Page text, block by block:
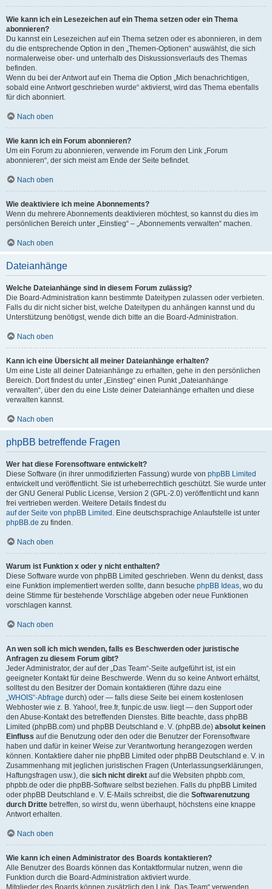
Wie kann ich ein Lesezeichen auf ein Thema setzen oder ein Thema
abonnieren?
Du kannst ein Lesezeichen auf ein Thema setzen oder es abonnieren, in dem
du die entsprechende Option in den „Themen-Optionen“ auswählst, die sich
normalerweise ober- und unterhalb des Diskussionsverlaufs des Themas
befinden.
Wenn du bei der Antwort auf ein Thema die Option „Mich benachrichtigen,
sobald eine Antwort geschrieben wurde“ aktivierst, wird das Thema ebenfalls
für dich abonniert.
Nach oben
Wie kann ich ein Forum abonnieren?
Um ein Forum zu abonnieren, verwende im Forum den Link „Forum
abonnieren“, der sich meist am Ende der Seite befindet.
Nach oben
Wie deaktiviere ich meine Abonnements?
Wenn du mehrere Abonnements deaktivieren möchtest, so kannst du dies im
persönlichen Bereich unter „Einstieg“ – „Abonnements verwalten“ machen.
Nach oben
Dateianhänge
Welche Dateianhänge sind in diesem Forum zulässig?
Die Board-Administration kann bestimmte Dateitypen zulassen oder verbieten.
Falls du dir nicht sicher bist, welche Dateitypen du anhängen kannst und du
Unterstützung benötigst, wende dich bitte an die Board-Administration.
Nach oben
Kann ich eine Übersicht all meiner Dateianhänge erhalten?
Um eine Liste all deiner Dateianhänge zu erhalten, gehe in den persönlichen
Bereich. Dort findest du unter „Einstieg“ einen Punkt „Dateianhänge
verwalten“, über den du eine Liste deiner Dateianhänge erhalten und diese
verwalten kannst.
Nach oben
phpBB betreffende Fragen
Wer hat diese Forensoftware entwickelt?
Diese Software (in ihrer unmodifizierten Fassung) wurde von phpBB Limited
entwickelt und veröffentlicht. Sie ist urheberrechtlich geschützt. Sie wurde unter
der GNU General Public License, Version 2 (GPL-2.0) veröffentlicht und kann
frei vertrieben werden. Weitere Details findest du
auf der Seite von phpBB Limited . Eine deutschsprachige Anlaufstelle ist unter
phpBB.de zu finden.
Nach oben
Warum ist Funktion x oder y nicht enthalten?
Diese Software wurde von phpBB Limited geschrieben. Wenn du denkst, dass
eine Funktion implementiert werden sollte, dann besuche phpBB Ideas, wo du
deine Stimme für bestehende Vorschläge abgeben oder neue Funktionen
vorschlagen kannst.
Nach oben
An wen soll ich mich wenden, falls es Beschwerden oder juristische
Anfragen zu diesem Forum gibt?
Jeder Administrator, der auf der „Das Team“-Seite aufgeführt ist, ist ein
geeigneter Kontakt für deine Beschwerde. Wenn du so keine Antwort erhältst,
solltest du den Besitzer der Domain kontaktieren (führe dazu eine
„WHOIS“-Abfrage durch) oder — falls diese Seite bei einem kostenlosen
Webhoster wie z. B. Yahoo!, free.fr, funpic.de usw. liegt — den Support oder
den Abuse-Kontakt des betreffenden Dienstes. Bitte beachte, dass phpBB
Limited (phpBB.com) und phpBB Deutschland e. V. (phpBB.de) absolut keinen
Einfluss auf die Benutzung oder den oder die Benutzer der Forensoftware
haben und dafür in keiner Weise zur Verantwortung herangezogen werden
können. Kontaktiere daher nie phpBB Limited oder phpBB Deutschland e. V. in
Zusammenhang mit jeglichen juristischen Fragen (Unterlassungserklärungen,
Haftungsfragen usw.), die sich nicht direkt auf die Websiten phpbb.com,
phpbb.de oder die phpBB-Software selbst beziehen. Falls du phpBB Limited
oder phpBB Deutschland e. V. E-Mails schreibst, die die Softwarenutzung
durch Dritte betreffen, so wirst du, wenn überhaupt, höchstens eine knappe
Antwort erhalten.
Nach oben
Wie kann ich einen Administrator des Boards kontaktieren?
Alle Benutzer des Boards können das Kontaktformular nutzen, wenn die
Funktion durch die Board-Administration aktiviert wurde.
Mitglieder des Boards können zusätzlich den Link „Das Team“ verwenden.